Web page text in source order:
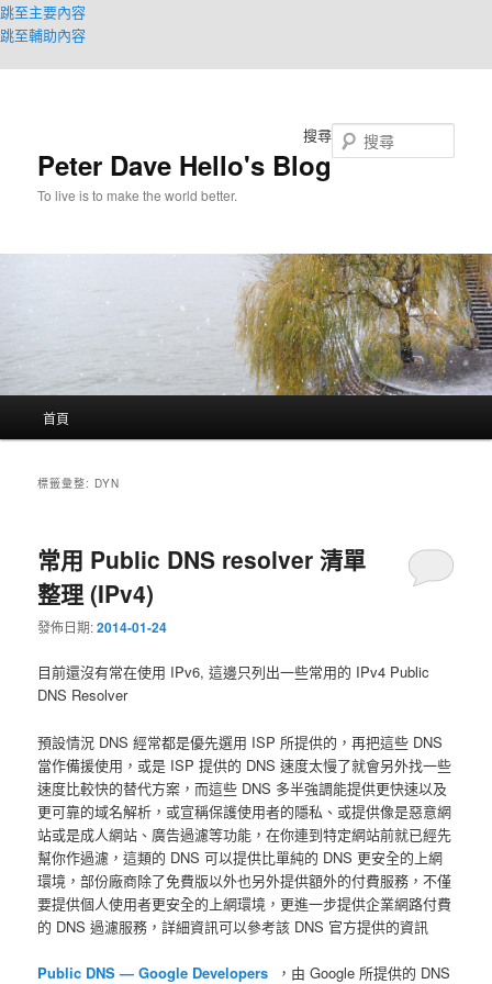
跳至主要內容
跳至輔助內容
Peter Dave Hello's Blog
To live is to make the world better.
搜尋
首頁
標籤彙整: DYN
常用 Public DNS resolver 清單
整理 (IPv4)
發佈日期:2014-01-24
目前還沒有常在使用 IPv6, 這邊只列出一些常用的 IPv4 Public
DNS Resolver
預設情況 DNS 經常都是優先選用 ISP 所提供的，再把這些 DNS
當作備援使用，或是 ISP 提供的 DNS 速度太慢了就會另外找一些
速度比較快的替代方案，而這些 DNS 多半強調能提供更快速以及
更可靠的域名解析，或宣稱保護使用者的隱私、或提供像是惡意網
站或是成人網站、廣告過濾等功能，在你連到特定網站前就已經先
幫你作過濾，這類的 DNS 可以提供比單純的 DNS 更安全的上網
環境，部份廠商除了免費版以外也另外提供額外的付費服務，不僅
要提供個人使用者更安全的上網環境，更進一步提供企業網路付費
的 DNS 過濾服務，詳細資訊可以參考該 DNS 官方提供的資訊
Public DNS — Google Developers ，由 Google 所提供的 DNS